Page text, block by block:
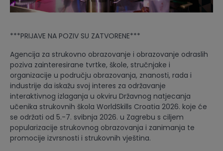
***PRIJAVE NA POZIV SU ZATVORENE***
Agencija za strukovno obrazovanje i obrazovanje odraslih
poziva zainteresirane tvrtke, škole, stručnjake i
organizacije u području obrazovanja, znanosti, rada i
industrije da iskažu svoj interes za održavanje
interaktivnog izlaganja u okviru Državnog natjecanja
učenika strukovnih škola WorldSkills Croatia 2026. koje će
se održati od 5.-7. svibnja 2026. u Zagrebu s ciljem
popularizacije strukovnog obrazovanja i zanimanja te
promocije izvrsnosti i strukovnih vještina.